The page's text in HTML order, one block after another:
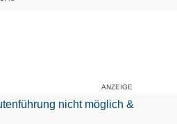
ANZEIGE
nicht möglich &